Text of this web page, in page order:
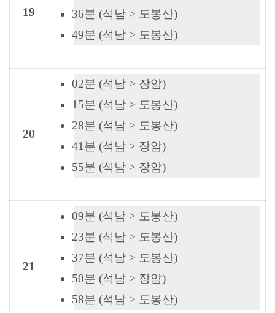
19
36분 (석남 > 도봉산)
49분 (석남 > 도봉산)
20
02분 (석남 > 장암)
15분 (석남 > 도봉산)
28분 (석남 > 도봉산)
41분 (석남 > 장암)
55분 (석남 > 장암)
21
09분 (석남 > 도봉산)
23분 (석남 > 도봉산)
37분 (석남 > 도봉산)
50분 (석남 > 장암)
58분 (석남 > 도봉산)